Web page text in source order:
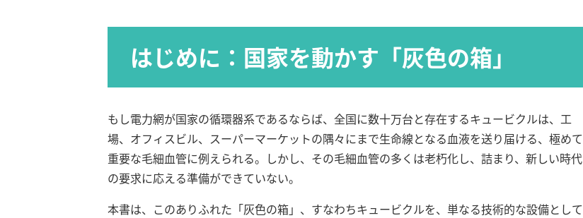
はじめに：国家を動かす「灰色の箱」
もし電力網が国家の循環器系であるならば、全国に数十万台と存在するキュービクルは、工
場、オフィスビル、スーパーマーケットの隅々にまで生命線となる血液を送り届ける、極めて
重要な毛細血管に例えられる。しかし、その毛細血管の多くは老朽化し、詰まり、新しい時代
の要求に応える準備ができていない。
本書は、このありふれた「灰色の箱」、すなわちキュービクルを、単なる技術的な設備として